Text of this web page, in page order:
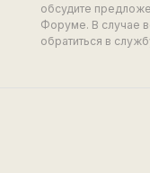
обсудите
Форуме. В случае
обратиться в